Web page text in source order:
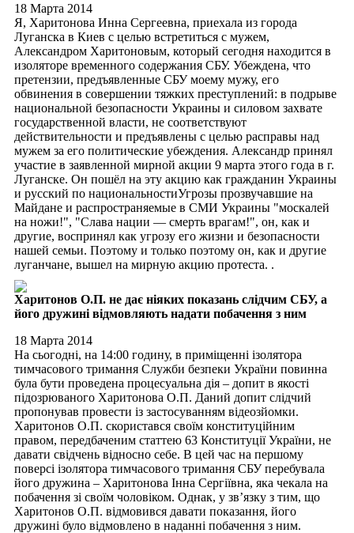
18 Марта 2014
Я, Харитонова Инна Сергеевна, приехала из города
Луганска в Киев с целью встретиться с мужем,
Александром Харитоновым, который сегодня находится в
изоляторе временного содержания СБУ. Убеждена, что
претензии, предъявленные СБУ моему мужу, его
обвинения в совершении тяжких преступлений: в подрыве
национальной безопасности Украины и силовом захвате
государственной власти, не соответствуют
действительности и предъявлены с целью расправы над
мужем за его политические убеждения. Александр принял
участие в заявленной мирной акции 9 марта этого года в г.
Луганске. Он пошёл на эту акцию как гражданин Украины
и русский по национальностиУгрозы прозвучавшие на
Майдане и распространяемые в СМИ Украины "москалей
на ножи!", "Слава нации — смерть врагам!", он, как и
другие, воспринял как угрозу его жизни и безопасности
нашей семьи. Поэтому и только поэтому он, как и другие
луганчане, вышел на мирную акцию протеста. .
Харитонов О.П. не дає ніяких показань слідчим СБУ, а
його дружині відмовляють надати побачення з ним
18 Марта 2014
На сьогодні, на 14:00 годину, в приміщенні ізолятора
тимчасового тримання Служби безпеки України повинна
була бути проведена процесуальна дія – допит в якості
підозрюваного Харитонова О.П. Даний допит слідчий
пропонував провести із застосуванням відеозйомки.
Харитонов О.П. скористався своїм конституційним
правом, передбаченим статтею 63 Конституції України, не
давати свідчень відносно себе. В цей час на першому
поверсі ізолятора тимчасового тримання СБУ перебувала
його дружина – Харитонова Інна Сергіївна, яка чекала на
побачення зі своїм чоловіком. Однак, у зв’язку з тим, що
Харитонов О.П. відмовився давати показання, його
дружині було відмовлено в наданні побачення з ним.